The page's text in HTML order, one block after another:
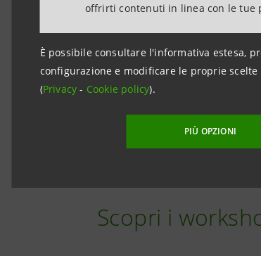
offrirti contenuti in linea con le tue
È possibile consultare l'informativa estesa,
configurazione e modificare le proprie
(Privacy- Cookie policy).
PIÙ OPZIONI
Data ultimo aggiornamento 4 luglio 2023
Scopri i